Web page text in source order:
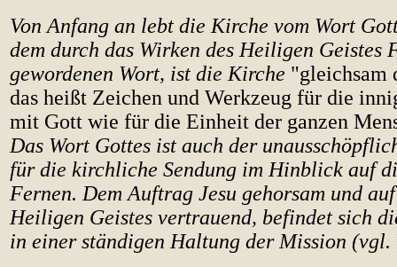
Von Anfang an lebt die Kirche vom Wort
dem durch das Wirken des Heiligen Geistes
gewordenen Wort, ist die Kirche "gleichsam
das heißt Zeichen und Werkzeug für die
mit Gott wie für die Einheit der ganzen
Das Wort Gottes ist auch der
für die kirchliche Sendung im Hinblick auf
Fernen. Dem Auftrag Jesu gehorsam und
Heiligen Geistes vertrauend, befindet sich
in einer ständigen Haltung der Mission (vgl.